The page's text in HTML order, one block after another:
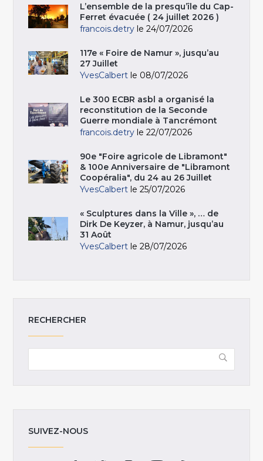
L’ensemble de la presqu’île du Cap-
Ferret évacuée ( 24 juillet 2026 )
francois.detry le 24/07/2026
117e « Foire de Namur », jusqu’au
27 Juillet
YvesCalbert le 08/07/2026
Le 300 ECBR asbl a organisé la
reconstitution de la Seconde
Guerre mondiale à Tancrémont
francois.detry le 22/07/2026
90e "Foire agricole de Libramont"
& 100e Anniversaire de "Libramont
Coopéralia", du 24 au 26 Juillet
YvesCalbert le 25/07/2026
« Sculptures dans la Ville », … de
Dirk De Keyzer, à Namur, jusqu’au
31 Août
YvesCalbert le 28/07/2026
RECHERCHER
SUIVEZ-NOUS